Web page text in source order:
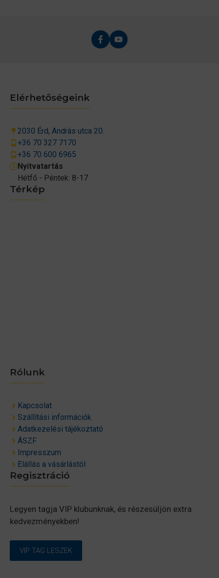
Térkép
Rólunk
Kapcsolat
Szállítási információk
Adatkezelési tájékoztató
ÁSZF
Impresszum
Elállás a vásárlástól
Elérhetőségeink
2030 Érd, András utca 20.
+36 70 327 7170
+36 70 600 6965
Nyitvatartás
Hétfő - Péntek: 8-17
Regisztráció
Legyen tagja VIP klubunknak, és részesüljön extra
kedvezményekben!
VIP TAG LESZEK